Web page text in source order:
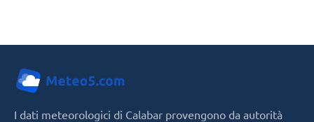
I dati meteorologici di Calabar provengono da autorità